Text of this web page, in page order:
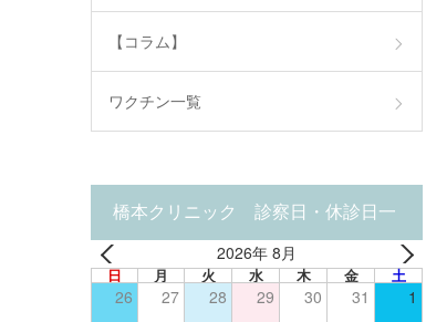
【コラム】
ワクチン一覧
橋本クリニック 診察日・休診日一
覧
2026年 8月
日 月 火 水 木 金 土
26 27 28 29 30 31 1